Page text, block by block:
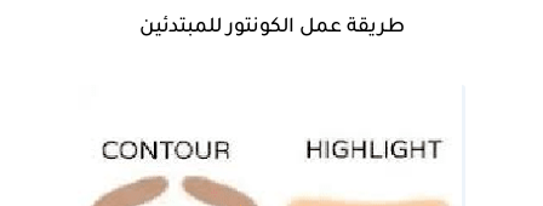
طريقة عمل الكونتور للمبتدئين